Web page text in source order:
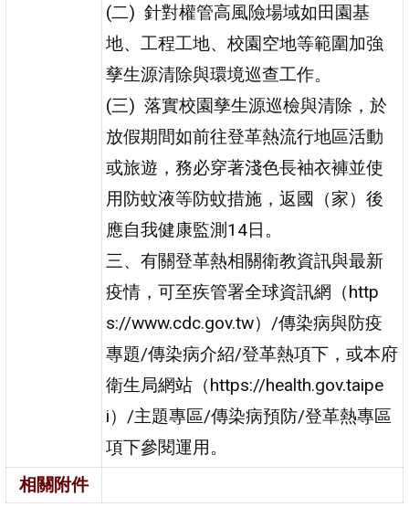
(二) 針對權管高風險場域如田園基
地、工程工地、校園空地等範圍加強
孳生源清除與環境巡查工作。
(三) 落實校園孳生源巡檢與清除，於
放假期間如前往登革熱流行地區活動
或旅遊，務必穿著淺色長袖衣褲並使
用防蚊液等防蚊措施，返國（家）後
應自我健康監測14日。
三、有關登革熱相關衛教資訊與最新
疫情，可至疾管署全球資訊網（http
s://www.cdc.gov.tw）/傳染病與防疫
專題/傳染病介紹/登革熱項下，或本府
衛生局網站（https://health.gov.taipe
i）/主題專區/傳染病預防/登革熱專區
項下參閱運用。
相關附件